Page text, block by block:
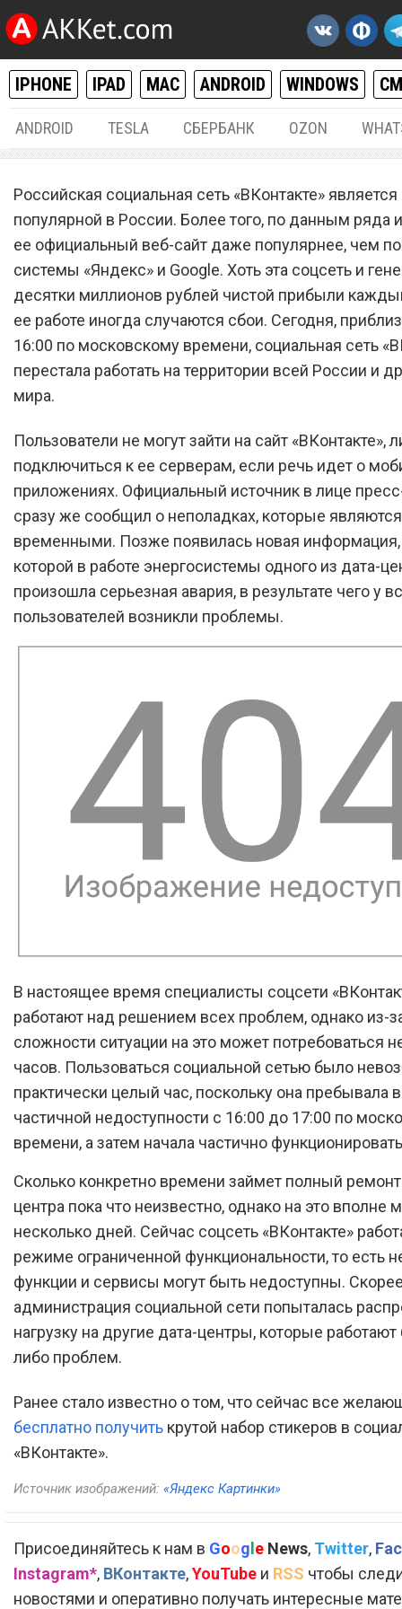
IPHONE IPAD MAC ANDROID WINDOWS
ANDROID TESLA СБЕРБАНК OZON
Социальная сеть
перестала работать на
территории всей России
Российская социальная сеть «ВКонтакте»
популярной в России. Более того, по данным ряда
ее официальный веб-сайт даже популярнее, чем
системы «Яндекс» и Google. Хоть эта соцсеть и
десятки миллионов рублей чистой прибыли
ее работе иногда случаются сбои. Сегодня,
16:00 по московскому времени, социальная сеть
перестала работать на территории всей России и
мира.
Пользователи не могут зайти на сайт «ВКонтакте»,
подключиться к ее серверам, если речь идет о
приложениях. Официальный источник в лице
сразу же сообщил о неполадках, которые являются
временными. Позже появилась новая информация,
которой в работе энергосистемы одного из дата-
произошла серьезная авария, в результате чего у
пользователей возникли проблемы.
В настоящее время специалисты соцсети
работают над решением всех проблем, однако из-
сложности ситуации на это может потребоваться
часов. Пользоваться социальной сетью было
практически целый час, поскольку она пребывала
частичной недоступности с 16:00 до 17:00 по
времени, а затем начала частично
Сколько конкретно времени займет полный
центра пока что неизвестно, однако на это вполне
несколько дней. Сейчас соцсеть «ВКонтакте»
режиме ограниченной функциональности, то есть
функции и сервисы могут быть недоступны.
администрация социальной сети попыталась
нагрузку на другие дата-центры, которые работают
либо проблем.
Ранее стало известно о том, что сейчас все
бесплатно получить крутой набор стикеров в
«ВКонтакте».
Источник изображений: «Яндекс Картинки»
Присоединяйтесь к нам в Goog e News, Twitter,
Instagram*, ВКонтакте,YouTube и RSS чтобы
новостями и оперативно получать интересные